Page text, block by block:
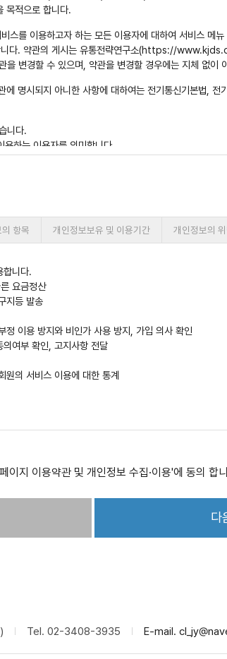
목적으로 합니다.
를 이용하고자 하는 모든 이용자에 대하여 서비스 메
니다. 약관의 게시는 유통전략연구소(https://
변경할 수 있으며, 약관을 변경할 경우에는 지체 없이
명시되지 아니한 사항에 대하여는 전기통신기본법, 전
니다.
하는 이용자를 의미합니다.
일치된 이용고객 임을 확인하고 이용고객의 권익보호를
것을 말합니다.
하는 것을 제외하고는 관계법령 및 서비스별 안내에서 정
용에 대한 동의와 이용신청에 대하여 학회의 승낙으로 성
'동의' 버튼을 누름으로써 의사표시를 합니다.
요청하는 정보(성명, 주민등록번호, 연락처 등)를 제공
호를 제공하여야만 서비스의 이용이 가능하며 비실명의
.
용신청을 한 회원의 ID는 사전예고없이 삭제가 될 수
개인정보를 보호하기 위해 개인정보보호정책을 시행합
여 업무 수행상 또는 기술상 지장이 없는 경우에 서비스
지 아니 합니다.
경우에는 그 신청에 대하여 승낙 제한사유가 해소될 때
항목 개인정보보유 및 이용기간 개인정보의 위
합니다.
요금정산
지등 발송
정 이용 방지와 비인가 사용 방지, 가입 의사 확인
여부 확인, 고지사항 전달
원의 서비스 이용에 대한 통계
이지 이용약관 및 개인정보 수집·이용'에 동의 합
Tel. 02-3408-3935 E-mail.